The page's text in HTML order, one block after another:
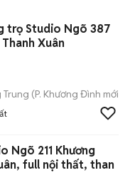
trọ Studio Ngõ 387
Xuân
Trung (P. Khương Đình mới)
Ngõ 211 Khương
full nội thất, than